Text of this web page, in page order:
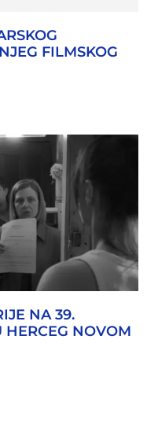
FILMSKOG
NA 39.
HERCEG NOVOM